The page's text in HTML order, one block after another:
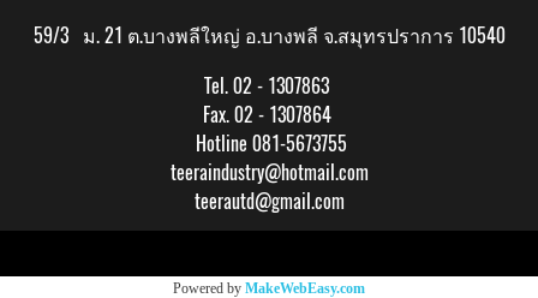
59/3 ม. 21 ต.บางพลีใหญ่ อ.บางพลี จ.สมุทรปราการ 10540
Tel. 02 - 1307863
Fax. 02 - 1307864
Hotline 081-5673755
teeraindustry@hotmail.com
teerautd@gmail.com
Powered by MakeWebEasy.com